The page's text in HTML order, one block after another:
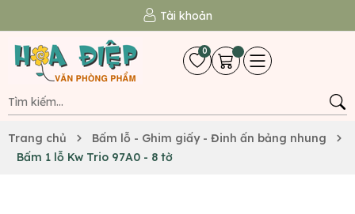
Tài khoản
0
Trang chủ
Bấm lỗ - Ghim giấy - Đinh ấn bảng nhung
Bấm 1 lỗ Kw Trio 97A0 - 8 tờ